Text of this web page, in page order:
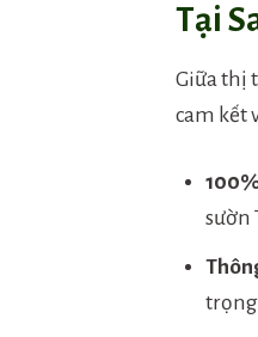
Tại
Giữa thị
cam kết
sườn
trọng